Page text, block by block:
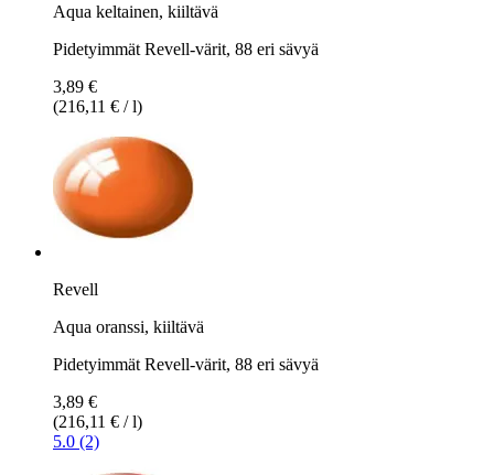
Aqua keltainen, kiiltävä
Pidetyimmät Revell-värit, 88 eri sävyä
3,89 €
(216,11 € / l)
Revell
Aqua oranssi, kiiltävä
Pidetyimmät Revell-värit, 88 eri sävyä
3,89 €
(216,11 € / l)
5.0 (2)